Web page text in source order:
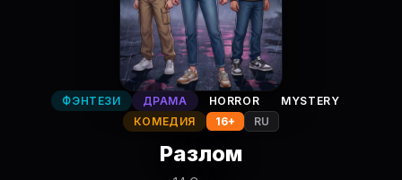
ФЭНТЕЗИ ДРАМА HORROR
MYSTERY
КОМЕДИЯ
16+ RU
Разлом